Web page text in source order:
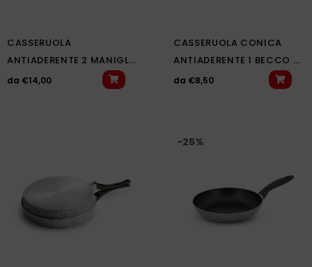
CASSERUOLA
ANTIADERENTE 2 MANIGLIE
– SALE & PEPE
da €14,00
CASSERUOLA CONICA
ANTIADERENTE 1 BECCO –
SALE & PEPE
da €8,50
-25%